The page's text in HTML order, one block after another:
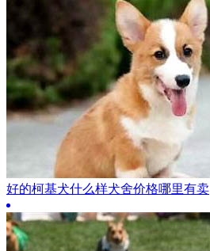
好的柯基犬什么样犬舍价格哪里有卖